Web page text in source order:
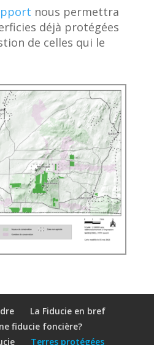
nous permettra
déjà protégées
de celles qui le
La Fiducie en bref
fiducie foncière?
Terres protégées